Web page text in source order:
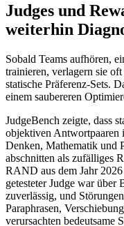
Judges und
weiterhin
Sobald Teams aufhören,
trainieren, verlagern sie
statische Präferenz-Sets.
einem saubereren
JudgeBench zeigte, dass
objektiven Antwortpaaren
Denken, Mathematik und
abschnitten als zufälliges
RAND aus dem Jahr
getesteter Judge war
zuverlässig, und
Paraphrasen,
verursachten bedeutsame